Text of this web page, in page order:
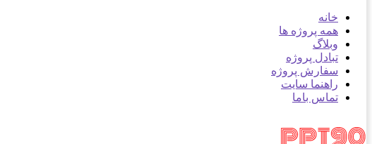
خانه
همه پروژه ها
وبلاگ
تبادل پروژه
سفارش پروژه
راهنما سایت
تماس باما